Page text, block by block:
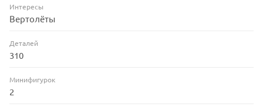
Интересы
Вертолёты
Деталей
310
Минифигурок
2